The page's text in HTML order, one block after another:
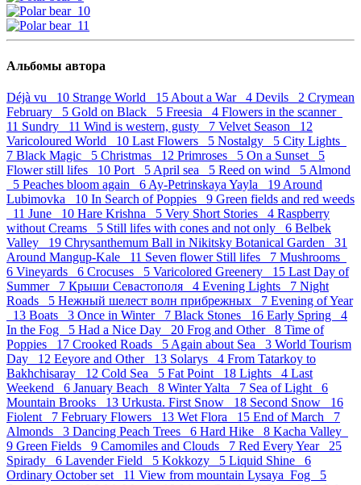
Альбомы автора
Déjà vu 10 Strange World 15 About a War 4 Devils 2 Crymean
February 5 Gold on Black 5 Freesia 4 Flowers in the scanner
11 Sundry 11 Wind is western, gusty 7 Velvet Season 12
Varicoloured World 10 Last Flowers 5 Nostalgy 5 City Lights
7 Black Magic 5 Christmas 12 Primroses 5 On a Sunset 5
Flower still lifes 10 Port 5 April sea 5 Reed on wind 5 Almond
5 Peaches bloom again 6 Ay-Petrinskaya Yayla 19 Around
Lubimovka 10 In Search of Poppies 9 Green fields and red weeds
11 June 10 Hare Krishna 5 Very Short Stories 4 Raspberry
without Creams 5 Still lifes with cones and not only 6 Belbek
Valley 19 Chrysanthemum Ball in Nikitsky Botanical Garden 31
Around Mangup-Kale 11 Seven flower Still lifes 7 Mushrooms
6 Vineyards 6 Crocuses 5 Varicolored Greenery 15 Last Day of
Summer 7 Крыши Севастополя 4 Evening Lights 7 Night
Roads 5 Нежный шелест волн прибрежных 7 Evening of Year
13 Boats 3 Once in Winter 7 Black Stones 16 Early Spring 4
In the Fog 5 Had a Nice Day 20 Frog and Other 8 Time of
Poppies 17 Crooked Roads 5 Again about Sea 3 World Tourism
Day 12 Eeyore and Other 13 Solarys 4 From Tatarkoy to
Bakhchisaray 12 Cold Sea 5 Fat Point 18 Lights 4 Last
Weekend 6 January Beach 8 Winter Yalta 7 Sea of Light 6
Mountain Brooks 13 Urkusta. First Snow 18 Second Snow 16
Fiolent 7 February Flowers 13 Wet Flora 15 End of March 7
Almonds 3 Dancing Peach Trees 6 Hard Hike 8 Kacha Valley
9 Green Fields 9 Camomiles and Clouds 7 Red Every Year 25
Spirady 6 Lavender Field 5 Kokkozy 5 Liquid Shine 6
Ordinary October set 11 View from mountain Lysaya_Fog 5